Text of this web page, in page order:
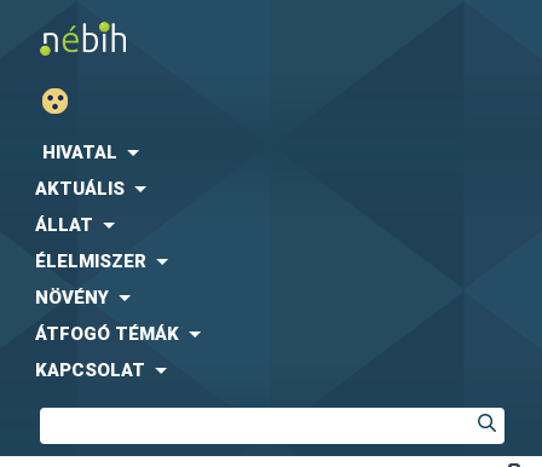
HIVATAL
AKTUÁLIS
ÁLLAT
ÉLELMISZER
NÖVÉNY
ÁTFOGÓ TÉMÁK
KAPCSOLAT